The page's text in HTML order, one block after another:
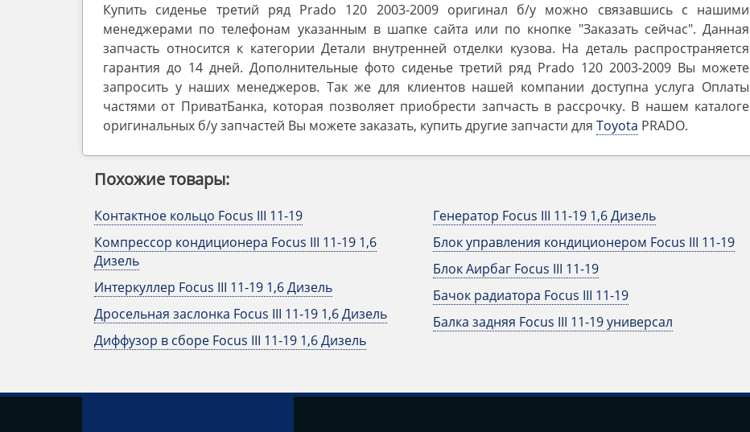
Купить сиденье третий ряд Prado 120 2003-2009 оригинал б/у можно связавшись с нашими
менеджерами по телефонам указанным в шапке сайта или по кнопке "Заказать сейчас". Данная
запчасть относится к категории Детали внутренней отделки кузова. На деталь распространяется
гарантия до 14 дней. Дополнительные фото сиденье третий ряд Prado 120 2003-2009 Вы можете
запросить у наших менеджеров. Так же для клиентов нашей компании доступна услуга Оплаты
частями от ПриватБанка, которая позволяет приобрести запчасть в рассрочку. В нашем каталоге
оригинальных б/у запчастей Вы можете заказать, купить другие запчасти для Toyota PRADO.
Похожие товары:
Контактное кольцо Focus III 11-19
Компрессор кондиционера Focus III 11-19 1,6
Дизель
Интеркуллер Focus III 11-19 1,6 Дизель
Дросельная заслонка Focus III 11-19 1,6 Дизель
Диффузор в сборе Focus III 11-19 1,6 Дизель
Генератор Focus III 11-19 1,6 Дизель
Блок управления кондиционером Focus III 11-19
Блок Аирбаг Focus III 11-19
Бачок радиатора Focus III 11-19
Балка задняя Focus III 11-19 универсал